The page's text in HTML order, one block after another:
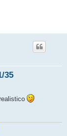
35